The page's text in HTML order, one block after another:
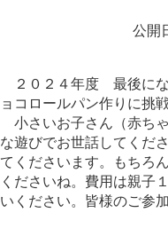
公開
２０２４年度 最後にな
ョコロールパン作りに挑
小さいお子さん（赤ち
な遊びでお世話してくだ
てくださいます。もちろ
くださいね。費用は親子
いください。皆様のご参